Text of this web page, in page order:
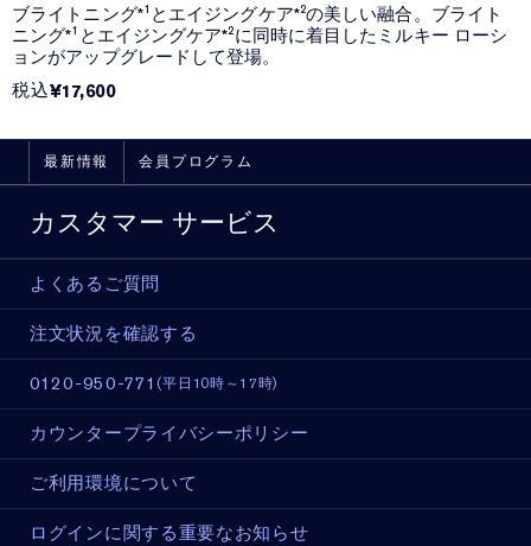
ブライトニング*¹とエイジングケア*²の美しい融合。ブライト
ニング*¹とエイジングケア*²に同時に着目したミルキー ローシ
ョンがアップグレードして登場。
税込¥17,600
最新情報 会員プログラム
カスタマー サービス
よくあるご質問
注文状況を確認する
0120-950-771 (平日10時～17時)
カウンタープライバシーポリシー
ご利用環境について
ログインに関する重要なお知らせ